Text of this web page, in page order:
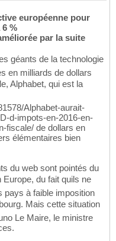
européenne pour
%
par la suite
géants de la technologie
en milliards de dollars
Alphabet, qui est la
Alphabet-aurait-
d-impots-en-2016-en-
fiscale/ de dollars en
élémentaires bien
du web sont pointés du
du fait quils ne
pays à faible imposition
Mais cette situation
Le Maire, le ministre